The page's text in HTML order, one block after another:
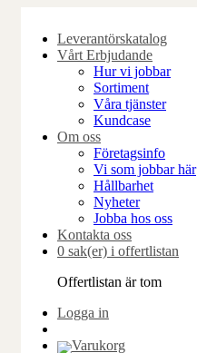
content
Leverantörskatalog
Vårt Erbjudande
Hur vi jobbar
Sortiment
Våra tjänster
Kundcase
Om oss
Företagsinfo
Vi som jobbar här
Hållbarhet
Nyheter
Jobba hos oss
Kontakta oss
0 sak(er) i offertlistan
Offertlistan är tom
Logga in